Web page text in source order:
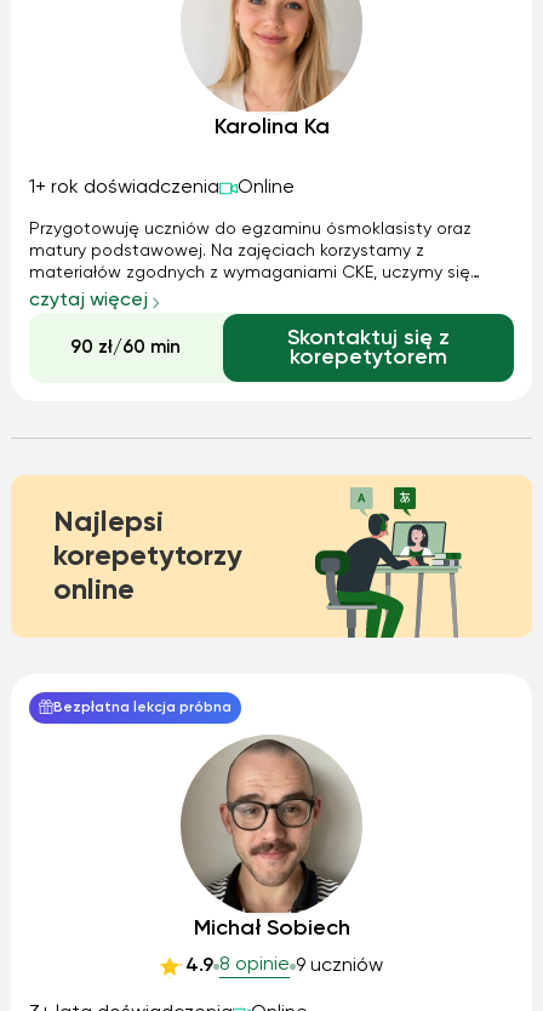
Karolina Ka
1+ rok doświadczenia Online
Przygotowuję uczniów do egzaminu ósmoklasisty oraz
matury podstawowej. Na zajęciach korzystamy z
materiałów zgodnych z wymaganiami CKE, uczymy się
efektywnego wykorzystywania tablic maturalnych i
regularnie powtarzamy materiał. Po każdych zajęciach
uczeń otrzymuje zadania do samodzielnego przećwicze...
czytaj więcej
90 zł/60 min
Skontaktuj się z
korepetytorem
Najlepsi
korepetytorzy
online
Bezpłatna lekcja próbna
Michał Sobiech
4.9 8 opinie 9 uczniów